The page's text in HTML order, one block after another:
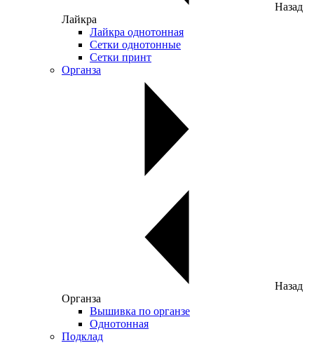
Назад
Лайкра
Лайкра однотонная
Сетки однотонные
Сетки принт
Органза
Назад
Органза
Вышивка по органзе
Однотонная
Подклад